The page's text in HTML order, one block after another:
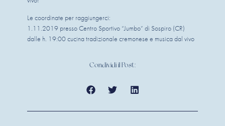
Le coordinate per raggiungerci:
1.11.2019 presso Centro Sportivo “Jumbo” di Sospiro (CR)
dalle h. 19:00 cucina tradizionale cremonese e musica dal vivo
Condividi il Post: